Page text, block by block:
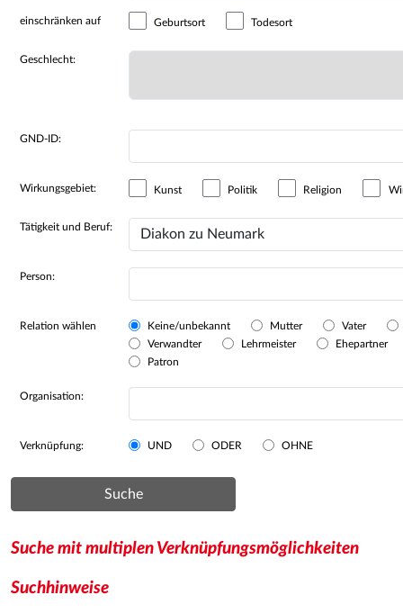
einschränken auf Geburtsort Todesort
Geschlecht:
GND-ID:
Wirkungsgebiet: Kunst Politik Religion
Tätigkeit und Beruf:
Person:
Relation wählen Keine/unbekannt Mutter
Vater
Verwandter
Lehrmeister
Ehepartner
Patron
Organisation:
Verknüpfung: UND ODER OHNE
Suche
Suche mit multiplen Verknüpfungsmöglichkeiten
Suchhinweise